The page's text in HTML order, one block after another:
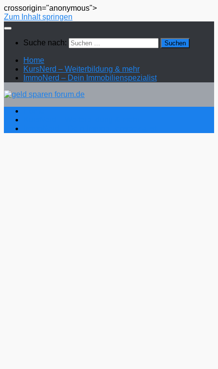
crossorigin="anonymous">
Zum Inhalt springen
Suche nach:
Home
KursNerd – Weiterbildung & mehr
ImmoNerd – Dein Immobilienspezialist